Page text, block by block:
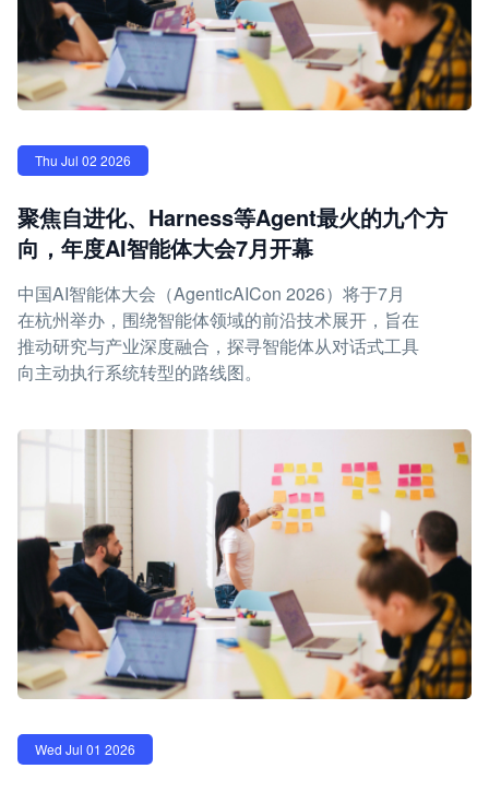
Thu Jul 02 2026
聚焦自进化、Harness等Agent最火的九个方
向，年度AI智能体大会7月开幕
中国AI智能体大会（AgenticAICon 2026）将于7月
在杭州举办，围绕智能体领域的前沿技术展开，旨在
推动研究与产业深度融合，探寻智能体从对话式工具
向主动执行系统转型的路线图。
Wed Jul 01 2026